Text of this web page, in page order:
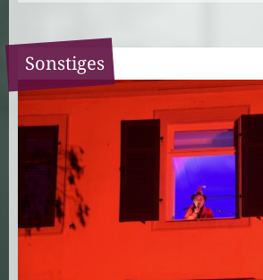
Sonstiges